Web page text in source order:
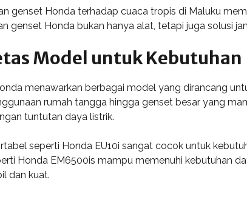
genset Honda terhadap cuaca tropis di Maluku
genset Honda bukan hanya alat, tetapi juga solusi
Model untuk Kebutuhan
menawarkan berbagai model yang dirancang
rumah tangga hingga genset besar yang
tuntutan daya listrik.
seperti Honda EU10i sangat cocok untuk
Honda EM6500is mampu memenuhi kebutuhan
dan kuat.